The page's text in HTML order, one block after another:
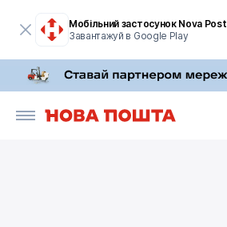
Мобільний застосунок Nova Post
Завантажуй в Google Play